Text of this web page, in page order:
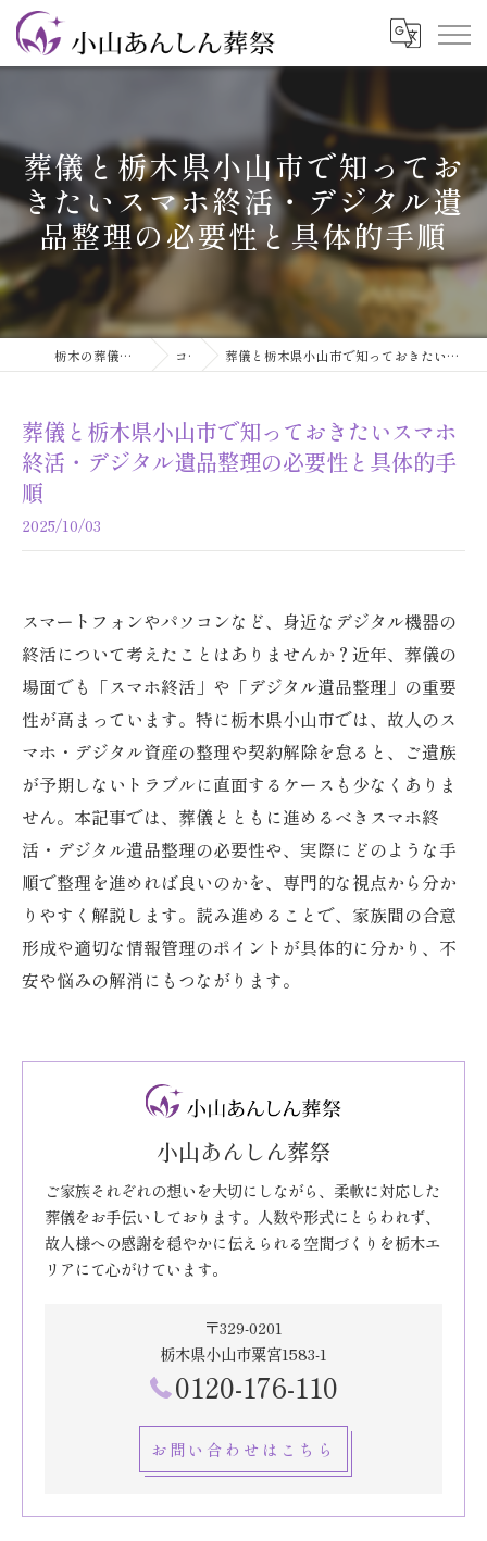
葬儀と栃木県小山市で知ってお
きたいスマホ終活・デジタル遺
品整理の必要性と具体的手順
栃木の葬儀なら小山あんしん葬祭 コラム 葬儀と栃木県小山市で知っておきたいスマホ終活・デジタル遺品整理の必要性と具体的手順
葬儀と栃木県小山市で知っておきたいスマホ
終活・デジタル遺品整理の必要性と具体的手
順
2025/10/03
スマートフォンやパソコンなど、身近なデジタル機器の
終活について考えたことはありませんか？近年、葬儀の
場面でも「スマホ終活」や「デジタル遺品整理」の重要
性が高まっています。特に栃木県小山市では、故人のス
マホ・デジタル資産の整理や契約解除を怠ると、ご遺族
が予期しないトラブルに直面するケースも少なくありま
せん。本記事では、葬儀とともに進めるべきスマホ終
活・デジタル遺品整理の必要性や、実際にどのような手
順で整理を進めれば良いのかを、専門的な視点から分か
りやすく解説します。読み進めることで、家族間の合意
形成や適切な情報管理のポイントが具体的に分かり、不
安や悩みの解消にもつながります。
小山あんしん葬祭
ご家族それぞれの想いを大切にしながら、柔軟に対応した
葬儀をお手伝いしております。人数や形式にとらわれず、
故人様への感謝を穏やかに伝えられる空間づくりを栃木エ
リアにて心がけています。
〒329-0201
栃木県小山市粟宮1583-1
0120-176-110
お問い合わせはこちら